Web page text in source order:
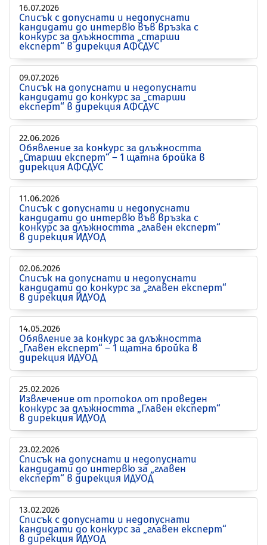
16.07.2026
Списък с допуснати и недопуснати
кандидати до интервю във връзка с
конкурс за длъжността „старши
експерт“ в дирекция АФСДУС
09.07.2026
Списък на допуснати и недопуснати
кандидати до конкурс за „старши
експерт“ в дирекция АФСДУС
22.06.2026
Обявление за конкурс за длъжността
„Старши експерт“ – 1 щатна бройка в
дирекция АФСДУС
11.06.2026
Списък с допуснати и недопуснати
кандидати до интервю във връзка с
конкурс за длъжността „главен експерт“
в дирекция ИДУОД
02.06.2026
Списък на допуснати и недопуснати
кандидати до конкурс за „главен експерт“
в дирекция ИДУОД
14.05.2026
Обявление за конкурс за длъжността
„Главен експерт“ – 1 щатна бройка в
дирекция ИДУОД
25.02.2026
Извлечение от протокол от проведен
конкурс за длъжността „Главен експерт“
в дирекция ИДУОД
23.02.2026
Списък на допуснати и недопуснати
кандидати до интервю за „главен
експерт“ в дирекция ИДУОД
13.02.2026
Списък с допуснати и недопуснати
кандидати до конкурс за „главен експерт“
в дирекция ИДУОД